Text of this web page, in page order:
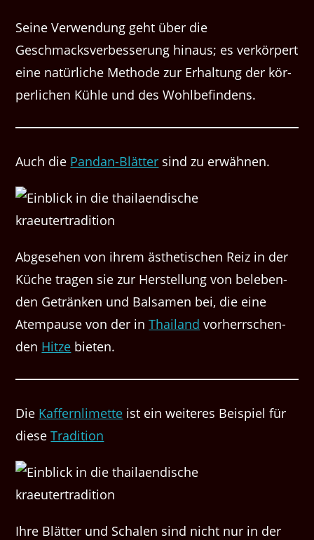
Seine Ver­wen­dung geht über die
Geschmacksverbesserung hin­aus; es verkör­pert
eine natür­liche Meth­ode zur Erhal­tung der kör­
per­lichen Küh­le und des Wohlbefindens.
Auch die Pan­dan-Blät­ter sind zu erwähnen.
Abge­se­hen von ihrem ästhetis­chen Reiz in der
Küche tra­gen sie zur Her­stel­lung von beleben­
den Getränken und Bal­samen bei, die eine
Atem­pause von der inThai­land vorherrschen­
den Hitze bieten.
Die Kaf­fern­limette ist ein weit­eres Beispiel für
dieseTra­di­tion
Ihre Blät­ter und Schalen sind nicht nur in der